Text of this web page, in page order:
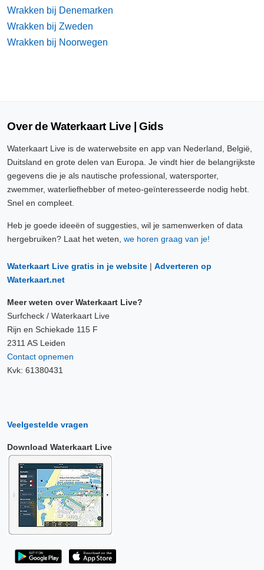
Wrakken bij Denemarken
Wrakken bij Zweden
Wrakken bij Noorwegen
Over de Waterkaart Live | Gids
Waterkaart Live is de waterwebsite en app van Nederland, België,
Duitsland en grote delen van Europa. Je vindt hier de belangrijkste
gegevens die je als nautische professional, watersporter,
zwemmer, waterliefhebber of meteo-geïnteresseerde nodig hebt.
Snel en compleet.
Heb je goede ideeën of suggesties, wil je samenwerken of data
hergebruiken? Laat het weten, we horen graag van je!
Waterkaart Live gratis in je website | Adverteren op
Waterkaart.net
Meer weten over Waterkaart Live?
Surfcheck / Waterkaart Live
Rijn en Schiekade 115 F
2311 AS Leiden
Contact opnemen
Kvk: 61380431
Veelgestelde vragen
Download Waterkaart Live